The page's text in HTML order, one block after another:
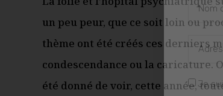
un peu peur, que ce soit loin ou
thème ont été créés ces derniers
condescendance ou la caricature.
été donné de voir, cette année,